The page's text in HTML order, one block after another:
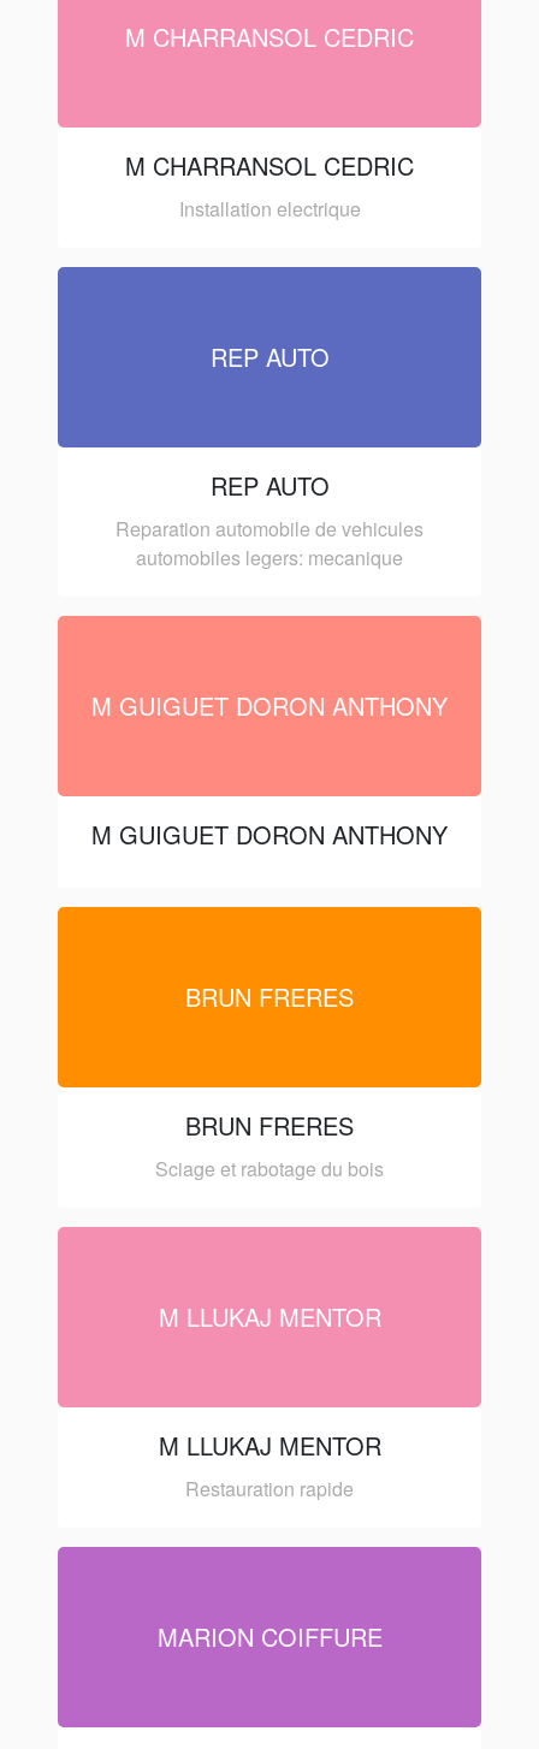
M CHARRANSOL CEDRIC
M CHARRANSOL CEDRIC
Installation electrique
REP AUTO
REP AUTO
Reparation automobile de vehicules
automobiles legers: mecanique
M GUIGUET DORON ANTHONY
M GUIGUET DORON ANTHONY
BRUN FRERES
BRUN FRERES
Sciage et rabotage du bois
M LLUKAJ MENTOR
M LLUKAJ MENTOR
Restauration rapide
MARION COIFFURE